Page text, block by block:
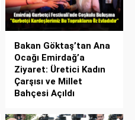
Bakan Göktaş’tan Ana
Ocağı Emirdağ’a
Ziyaret: Üretici Kadın
Çarşısı ve Millet
Bahçesi Açıldı